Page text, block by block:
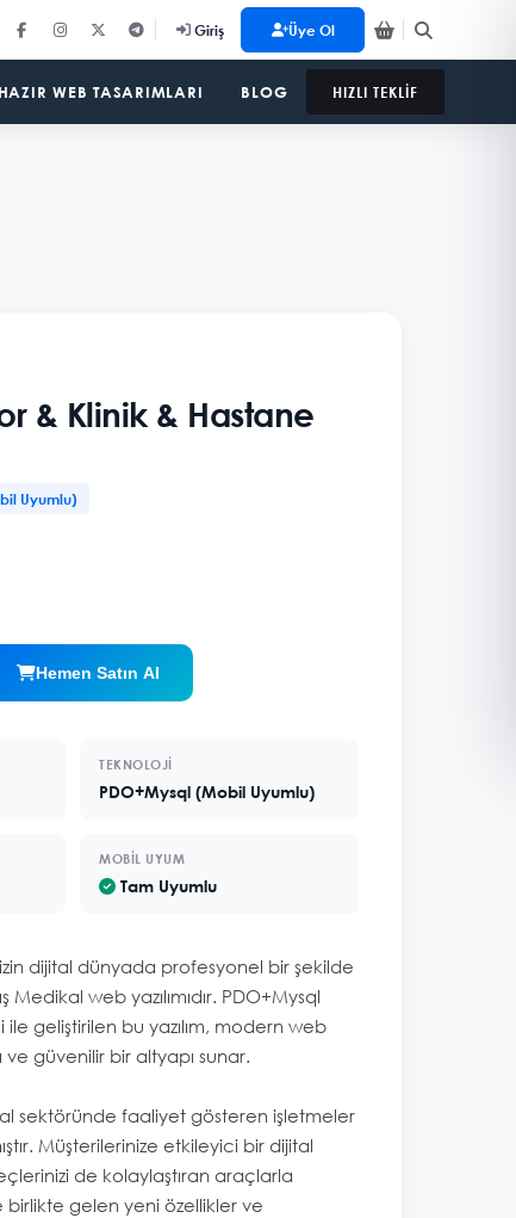
Giriş Üye Ol
HAZIR WEB TASARIMLARI BLOG HIZLI TEKLİF
& Klinik & Hastane
Uyumlu)
Hemen Satın Al
TEKNOLOJI
PDO+Mysql (Mobil Uyumlu)
MOBIL UYUM
Tam Uyumlu
dijital dünyada profesyonel bir şekilde
Medikal web yazılımıdır. PDO+Mysql
geliştirilen bu yazılım, modern web
ve güvenilir bir altyapı sunar.
sektöründe faaliyet gösteren işletmeler
Müşterilerinize etkileyici bir dijital
de kolaylaştıran araçlarla
birlikte gelen yeni özellikler ve